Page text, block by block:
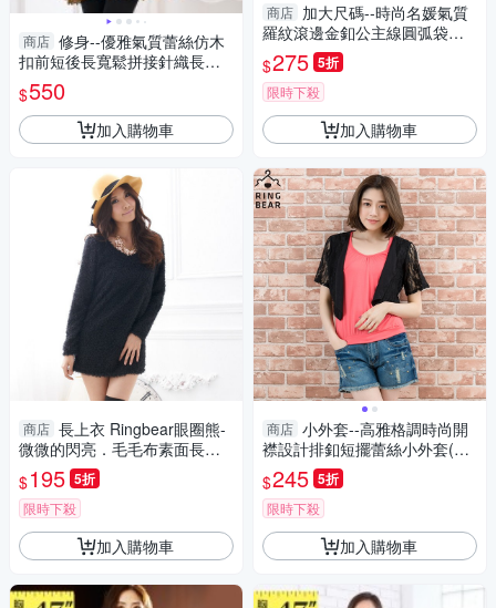
商店 修身--優雅氣質蕾絲仿木
扣前短後長寬鬆拼接針織長版
上衣(黑.咖XL-5L)-X314眼圈熊
中大尺碼
$550
加入購物車
商店 長上衣 Ringbear眼圈熊-
微微的閃亮．毛毛布素面長上
衣/洋裝A105(黑、灰、杏S-2L)
$195 5折
限時下殺
加入購物車
商店 加大尺碼--時尚名媛氣質
羅紋滾邊金釦公主線圓弧袋口
設計外套(黑.藍2L-5L)-J223眼
圈熊中大尺碼
$275 5折
限時下殺
加入購物車
商店 小外套--高雅格調時尚開
襟設計排釦短擺蕾絲小外套(白.
黑L-4L)-J212眼圈熊中大尺碼
$245 5折
限時下殺
加入購物車